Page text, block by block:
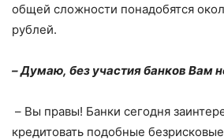
общей сложности понадобятся
рублей.
–Думаю, без участия банков Вам
– Вы правы! Банки сегодня
кредитовать подобные